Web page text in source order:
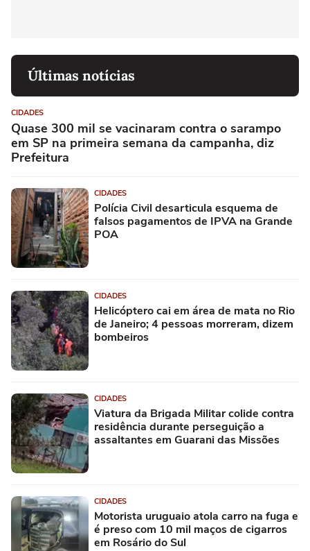
Últimas notícias
CIDADES
Quase 300 mil se vacinaram contra o sarampo
em SP na primeira semana da campanha, diz
Prefeitura
CIDADES
Polícia Civil desarticula esquema de
falsos pagamentos de IPVA na Grande
POA
CIDADES
Helicóptero cai em área de mata no Rio
de Janeiro; 4 pessoas morreram, dizem
bombeiros
CIDADES
Viatura da Brigada Militar colide contra
residência durante perseguição a
assaltantes em Guarani das Missões
CIDADES
Motorista uruguaio atola carro na fuga e
é preso com 10 mil maços de cigarros
em Rosário do Sul